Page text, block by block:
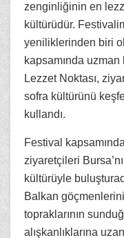
zenginliğinin en
kültürüdür.
yeniliklerinden biri
kapsamında
Lezzet Noktası,
sofra kültürünü
kullandı.
Festival
ziyaretçileri
kültürüyle
Balkan
topraklarının
alışkanlıklarına